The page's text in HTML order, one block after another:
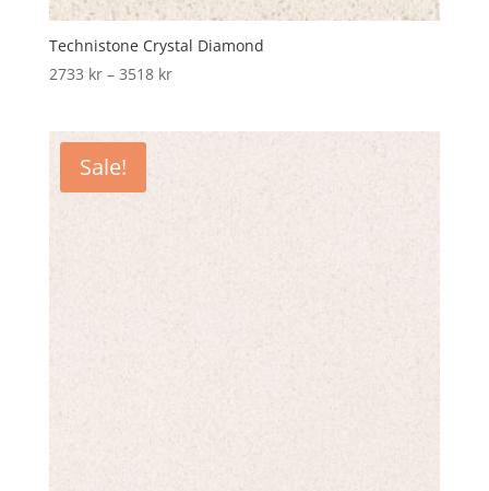
Technistone Crystal Diamond
2733 kr – 3518 krPrice
Sale!